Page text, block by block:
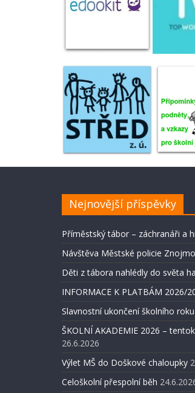
Nejnovější příspěvky
Příměstský tábor – záchranáři a
Návštěva Městské policie Znojmo
Děti z tábora nahlédly do světa
INFORMACE K PLATBÁM 2026/
Slavnostní ukončení školního
ŠKOLNÍ AKADEMIE 2026 –
26.6.2026
Výlet MŠ do Doškové chaloupky
Celoškolní přespolní běh